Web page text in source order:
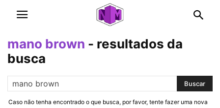
mano brown - resultados da
busca
Caso não tenha encontrado o que busca, por favor, tente fazer uma nova